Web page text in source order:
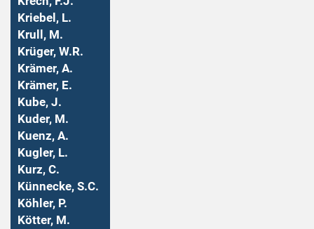
Kriebel, L.
Krull, M.
Krüger, W.R.
Krämer, A.
Krämer, E.
Kube, J.
Kuder, M.
Kuenz, A.
Kugler, L.
Kurz, C.
Künnecke, S.C.
Köhler, P.
Kötter, M.